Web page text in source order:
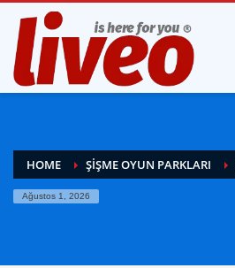
HOME ŞIŞME OYUN PARKLARI
Ağustos 1, 2026